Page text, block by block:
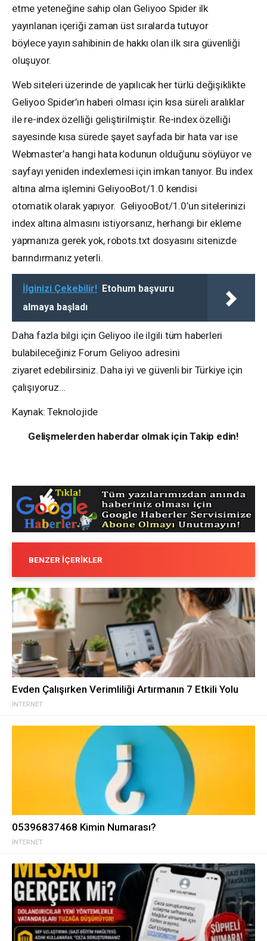
etme yeteneğine sahip olan Geliyoo Spider ilk
yayınlanan içeriği zaman üst sıralarda tutuyor
böylece yayın sahibinin de hakkı olan ilk sıra güvenliği
oluşuyor.
Web siteleri üzerinde de yapılıcak her türlü değişiklikte
Geliyoo Spider’ın haberi olması için kısa süreli aralıklar
ile re-index özelliği geliştirilmiştir. Re-index özelliği
sayesinde kısa sürede şayet sayfada bir hata var ise
Webmaster’a hangi hata kodunun olduğunu söylüyor ve
sayfayı yeniden indexlemesi için imkan tanıyor. Bu index
altına alma işlemini GeliyooBot/1.0 kendisi
otomatik olarak yapıyor. GeliyooBot/1.0’un sitelerinizi
index altına almasını istiyorsanız, herhangi bir ekleme
yapmanıza gerek yok, robots.txt dosyasını sitenizde
barındırmanız yeterli.
İlginizi Çekebilir! Etohum başvuru
almaya başladı
Daha fazla bilgi için Geliyoo ile ilgili tüm haberleri
bulabileceğiniz Forum Geliyoo adresini
ziyaret edebilirsiniz. Daha iyi ve güvenli bir Türkiye için
çalışıyoruz…
Kaynak: Teknolojide
Gelişmelerden haberdar olmak için Takip edin!
BENZER İÇERIKLER
İNTERNET
Evden Çalışırken Verimliliği Artırmanın 7 Etkili Yolu
İNTERNET
05396837468 Kimin Numarası?